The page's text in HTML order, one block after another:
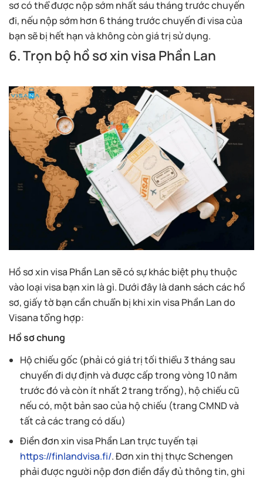
sơ có thể được nộp sớm nhất sáu tháng trước chuyến
đi, nếu nộp sớm hơn 6 tháng trước chuyến đi visa của
bạn sẽ bị hết hạn và không còn giá trị sử dụng.
6. Trọn bộ hồ sơ xin visa Phần Lan
Hồ sơ xin visa Phần Lan sẽ có sự khác biệt phụ thuộc
vào loại visa bạn xin là gì. Dưới đây là danh sách các hồ
sơ, giấy tờ bạn cần chuẩn bị khi xin visa Phần Lan do
Visana tổng hợp:
Hồ sơ chung
Hộ chiếu gốc (phải có giá trị tối thiểu 3 tháng sau
chuyến đi dự định và được cấp trong vòng 10 năm
trước đó và còn ít nhất 2 trang trống), hộ chiếu cũ
nếu có, một bản sao của hộ chiếu (trang CMND và
tất cả các trang có dấu)
Điền đơn xin visa Phần Lan trực tuyến tại
https://finlandvisa.fi/. Đơn xin thị thực Schengen
phải được người nộp đơn điền đầy đủ thông tin, ghi